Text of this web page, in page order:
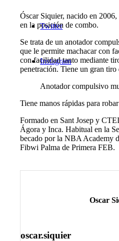
Twitter
Instagram
Óscar Siquier, nacido en
en la posición de combo.
Se trata de un anotador
que le permite machacar con
con facilidad tanto mediante
penetración. Tiene un gran tiro
Anotador compulsivo
Tiene manos rápidas para
Formado en Sant Josep y
Ágora y Inca. Habitual en la
becado por la NBA Academy
Fibwi Palma de Primera FEB.
Oscar
oscar.siquier